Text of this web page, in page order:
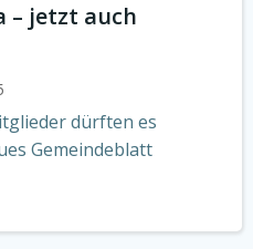
– jetzt auch
dürften es
Gemeindeblatt